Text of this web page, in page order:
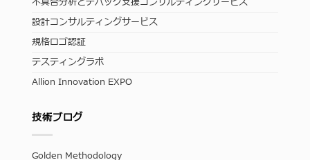
設計コンサルティングサービス
規格ロゴ認証
テスティングラボ
Allion Innovation EXPO
技術ブログ
Golden Methodology